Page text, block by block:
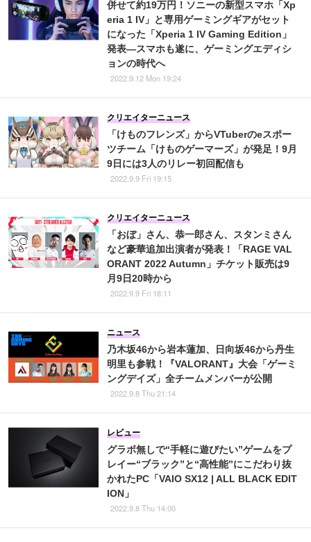
併せて約19万円！ソニーの新型スマホ「Xp
eria 1 IV」と専用ゲーミングギアがセット
になった「Xperia 1 IV Gaming Edition」
発表―スマホも遂に、ゲーミングエディシ
ョンの時代へ
2022.9.12 Mon 19:24
「けものフレンズ」からVTuberのeスポー
ツチーム「けものゲーマーズ」が発足！9月
9日には3人のリレー初回配信も
クリエイターニュース
2022.9.9 Fri 19:15
「おぼ」さん、恭一郎さん、スタンミさん
など豪華追加出演者が発表！「RAGE VAL
ORANT 2022 Autumn」チケット販売は9
月9日20時から
クリエイターニュース
2022.9.9 Fri 18:11
乃木坂46から岩本蓮加、日向坂46から丹生
明里も参戦！『VALORANT』大会「ゲーミ
ングデイズ」全チームメンバーが公開
ニュース
2022.9.8 Thu 21:14
グラボ無しで“手軽に遊びたい”ゲームをプ
レイー“ブラック”と“高性能”にこだわり抜
かれたPC「VAIO SX12 | ALL BLACK EDIT
ION」
レビュー
2022.9.8 Thu 14:00